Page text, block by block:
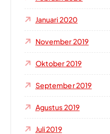
Januari 2020
November 2019
Oktober 2019
September 2019
Agustus 2019
Juli 2019